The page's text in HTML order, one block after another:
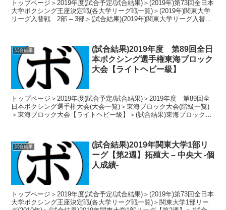
トップページ＞2019年度(試合予定/試合結果)＞(2019年)第73回全日本
大学ボクシング王座決定戦(各大学リーグ戦一覧)＞(2019年)関東大学
リーグ入替戦 2部 – 3部＞(試合結果)(2019年)関東大学リーグ入替
試合結果
(試合結果)2019年度 第89回全日
本ボクシング選手権東海ブロック
大会【ライトヘビー級】
トップページ＞2019年度(試合予定/試合結果)＞2019年度 第89回全
日本ボクシング選手権大会(大会一覧)＞東海ブロック大会(階級一覧)
＞東海ブロック大会【ライトヘビー級】＞(試合結果)東海ブロック大
試合結果
(試合結果)2019年関東大学1部リ
ーグ【第2週】拓殖大 – 中央大 -個
人成績-
トップページ＞2019年度(試合予定/試合結果)＞(2019年)第73回全日本
大学ボクシング王座決定戦(各大学リーグ戦一覧)＞関東大学1部リー